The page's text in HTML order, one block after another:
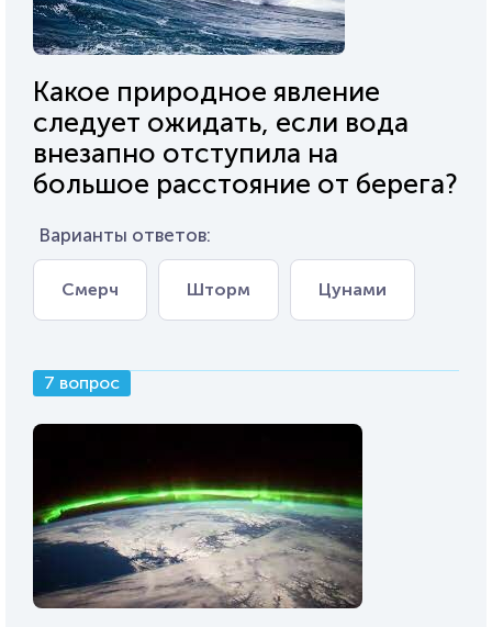
Какое природное явление
следует ожидать, если вода
внезапно отступила на
большое расстояние от берега?
Варианты ответов:
Смерч Шторм Цунами
7 вопрос